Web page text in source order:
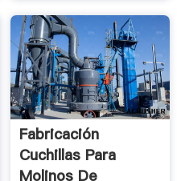
Fabricación
Cuchillas Para
Molinos De